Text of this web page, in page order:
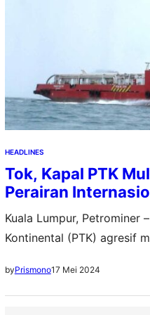
HEADLINES
Tok, Kapal PTK
Perairan
Kuala Lumpur, Petrominer
Kontinental (PTK) agresif
operasional Transko
Penyewaan kapal ditandai
byPrismono17 Mei 2024